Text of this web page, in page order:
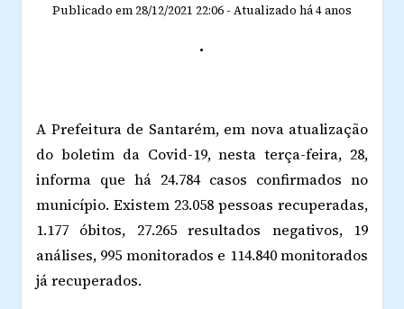
Publicado em 28/12/2021 22:06 - Atualizado há 4 anos
.
A Prefeitura de Santarém, em nova atualização
do boletim da Covid-19, nesta terça-feira, 28,
informa que há 24.784 casos confirmados no
município. Existem 23.058 pessoas recuperadas,
1.177 óbitos, 27.265 resultados negativos, 19
análises, 995 monitorados e 114.840 monitorados
já recuperados.